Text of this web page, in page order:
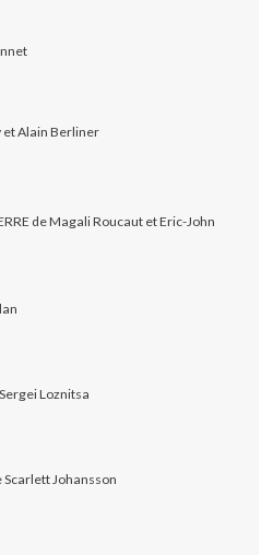
et Alain Berliner
de Magali Roucaut et Eric-John
Loznitsa
Scarlett Johansson